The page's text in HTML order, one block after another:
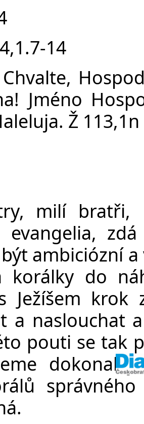
14
Jméno
Ž 113,1n
milí bratři,
evangelia,
ambiciózní
korálky do
Ježíšem krok
a naslouchat
pouti se tak